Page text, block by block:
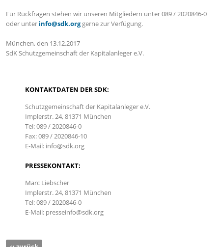
Für Rückfragen stehen wir unseren Mitgliedern unter 089 / 2020846-0
oder unter info@sdk.orggerne zur Verfügung.
München, den 13.12.2017
SdK Schutzgemeinschaft der Kapitalanleger e.V.
KONTAKTDATEN DER SDK:
Schutzgemeinschaft der Kapitalanleger e.V.
Implerstr. 24, 81371 München
Tel: 089 / 2020846-0
Fax: 089 / 2020846-10
E-Mail: info@sdk.org
PRESSEKONTAKT:
Marc Liebscher
Implerstr. 24, 81371 München
Tel: 089 / 2020846-0
E-Mail: presseinfo@sdk.org